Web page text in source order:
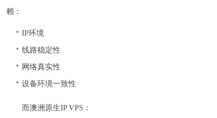
赖：
IP环境
线路稳定性
网络真实性
设备环境一致性
而澳洲原生IP VPS：